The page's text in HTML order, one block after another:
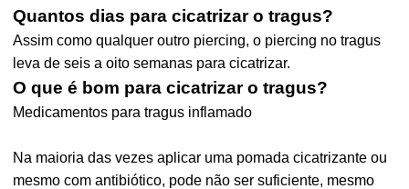
Quantos dias para cicatrizar o tragus?
Assim como qualquer outro piercing, o piercing no tragus
leva de seis a oito semanas para cicatrizar.
O que é bom para cicatrizar o tragus?
Medicamentos para tragus inflamado
Na maioria das vezes aplicar uma pomada cicatrizante ou
mesmo com antibiótico, pode não ser suficiente, mesmo